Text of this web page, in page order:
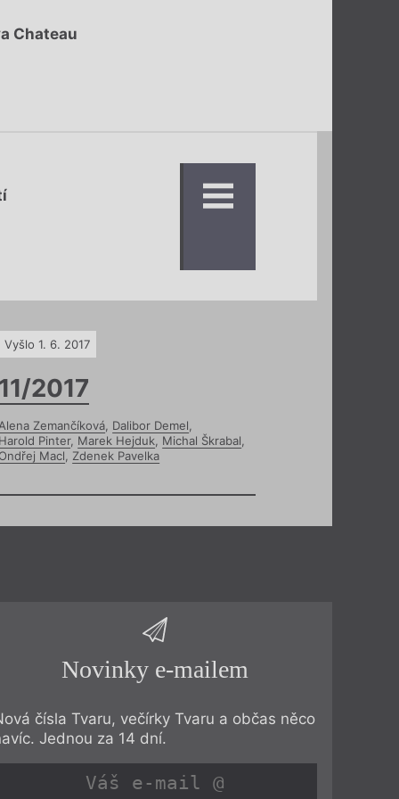
Chateau
Vyšlo 1. 6. 2017
2017
Zemančíková, Dalibor Demel,
Pinter, Marek Hejduk, Michal Škrabal,
Macl, Zdenek Pavelka
Novinky e-mailem
čísla Tvaru, večírky Tvaru a občas něco
Jednou za 14 dní.